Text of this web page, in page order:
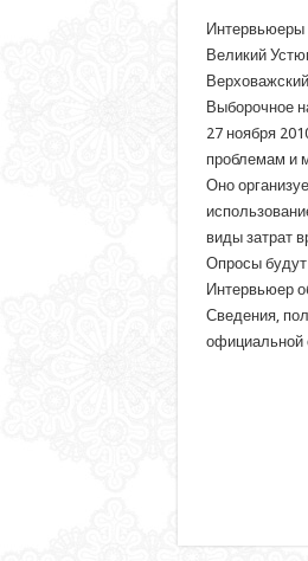
Интервьюеры
Великий
Выборочное
27 ноября
проблемам и
Оно
виды затрат
Опросы будут
Интервьюер
Сведения,
официальной